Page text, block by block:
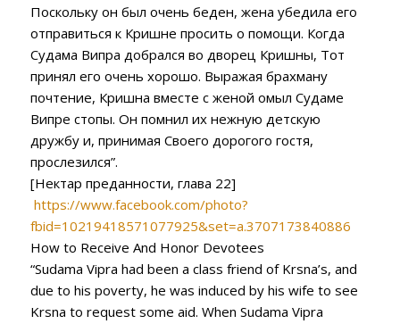
Поскольку он был очень беден, жена убедила его
отправиться к Кришне просить о помощи. Когда
Судама Випра добрался во дворец Кришны, Тот
принял его очень хорошо. Выражая брахману
почтение, Кришна вместе с женой омыл Судаме
Випре стопы. Он помнил их нежную детскую
дружбу и, принимая Своего дорогого гостя,
прослезился”.
[Нектар преданности, глава 22]
https://www.facebook.com/photo?
fbid=10219418571077925&set=a.3707173840886
How to Receive And Honor Devotees
“Sudama Vipra had been a class friend of Krsna’s, and
due to his poverty, he was induced by his wife to see
Krsna to request some aid. When Sudama Vipra